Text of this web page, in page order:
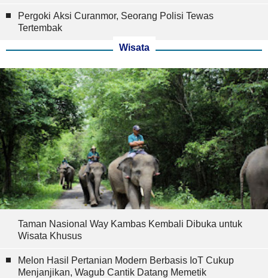
Pergoki Aksi Curanmor, Seorang Polisi Tewas
Tertembak
Wisata
Taman Nasional Way Kambas Kembali Dibuka untuk
Wisata Khusus
Melon Hasil Pertanian Modern Berbasis IoT Cukup
Menjanjikan, Wagub Cantik Datang Memetik